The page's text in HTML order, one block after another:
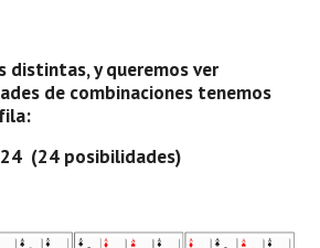
distintas, y queremos ver
de combinaciones tenemos
(24 posibilidades)